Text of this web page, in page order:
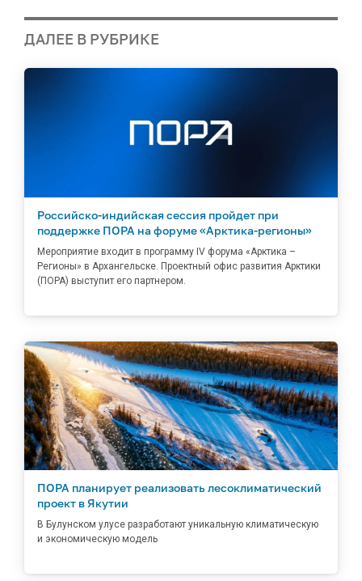
ДАЛЕЕ В РУБРИКЕ
Российско-индийская сессия пройдет при
поддержке ПОРА на форуме «Арктика-регионы»
Мероприятие входит в программу IV форума «Арктика –
Регионы» в Архангельске. Проектный офис развития Арктики
(ПОРА) выступит его партнером.
ПОРА планирует реализовать лесоклиматический
проект в Якутии
В Булунском улусе разработают уникальную климатическую
и экономическую модель